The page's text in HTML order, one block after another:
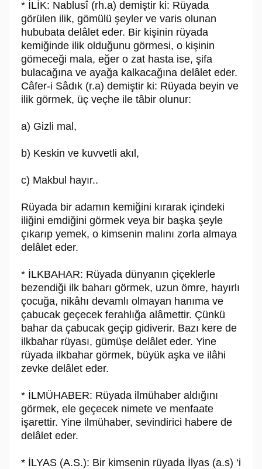
* İLİK: Nablusî (rh.a) demiştir ki: Rüyada
görülen ilik, gömülü şeyler ve varis olunan
hububata delâlet eder. Bir kişinin rüyada
kemiğinde ilik olduğunu görmesi, o kişinin
gömeceği mala, eğer o zat hasta ise, şifa
bulacağına ve ayağa kalkacağına delâlet eder.
Câfer-i Sâdık (r.a) demiştir ki: Rüyada beyin ve
ilik görmek, üç veçhe ile tâbir olunur:
a) Gizli mal,
b) Keskin ve kuvvetli akıl,
c) Makbul hayır..
Rüyada bir adamın kemiğini kırarak içindeki
iliğini emdiğini görmek veya bir başka şeyle
çıkarıp yemek, o kimsenin malını zorla almaya
delâlet eder.
* İLKBAHAR: Rüyada dünyanın çiçeklerle
bezendiği ilk baharı görmek, uzun ömre, hayırlı
çocuğa, nikâhı devamlı olmayan hanıma ve
çabucak geçecek ferahlığa alâmettir. Çünkü
bahar da çabucak geçip gidiverir. Bazı kere de
ilkbahar rüyası, gümüşe delâlet eder. Yine
rüyada ilkbahar görmek, büyük aşka ve ilâhi
zevke delâlet eder.
* İLMÜHABER: Rüyada ilmühaber aldığını
görmek, ele geçecek nimete ve menfaate
işarettir. Yine ilmühaber, sevindirici habere de
delâlet eder.
* İLYAS (A.S.): Bir kimsenin rüyada İlyas (a.s) ‘i